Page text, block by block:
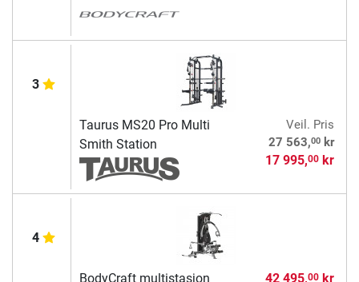
3
Taurus MS20 Pro Multi
Smith Station
Veil. Pris
27 563,00kr
17 995,00kr
4
BodyCraft multistasjon
42 495,00kr